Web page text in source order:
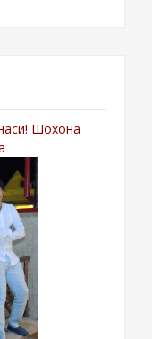
Шохона